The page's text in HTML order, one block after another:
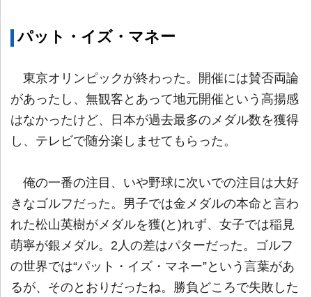
パット・イズ・マネー
東京オリンピックが終わった。開催には賛否両論
があったし、無観客とあって地元開催という高揚感
はなかったけど、日本が過去最多のメダル数を獲得
し、テレビで随分楽しませてもらった。
俺の一番の注目、いや野球に次いでの注目は大好
きなゴルフだった。男子では金メダルの本命と言わ
れた松山英樹がメダルを獲(と)れず、女子では稲見
萌寧が銀メダル。2人の差はパターだった。ゴルフ
の世界では“パット・イズ・マネー”という言葉があ
るが、そのとおりだったね。勝負どころで失敗した